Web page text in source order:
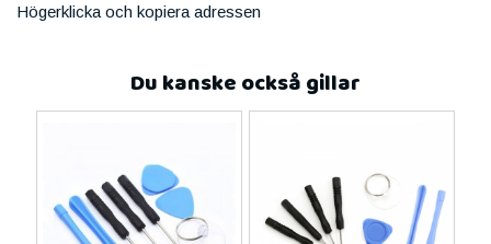
Högerklicka och kopiera adressen
Du kanske också gillar